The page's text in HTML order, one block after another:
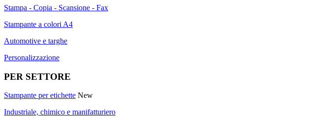
Stampa - Copia - Scansione - Fax
Stampante a colori A4
Automotive e targhe
Personalizzazione
PER SETTORE
Stampante per etichette New
Industriale, chimico e manifatturiero